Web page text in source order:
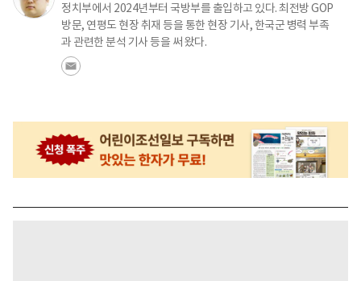
정치부에서 2024년부터 국방부를 출입하고 있다. 최전방 GOP
방문, 연평도 현장 취재 등을 통한 현장 기사, 한국군 병력 부족
과 관련한 분석 기사 등을 써 왔다.